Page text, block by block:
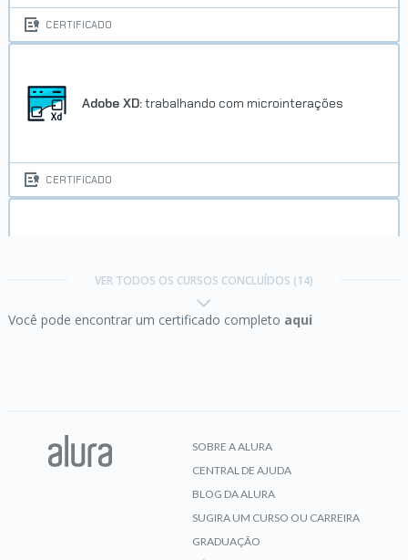
CERTIFICADO
Adobe XD:trabalhando com microinterações
CERTIFICADO
VER TODOS OS CURSOS CONCLUÍDOS (14)
Você pode encontrar um certificado completo aqui
SOBRE A ALURA
CENTRAL DE AJUDA
BLOG DA ALURA
SUGIRA UM CURSO OU CARREIRA
GRADUAÇÃO